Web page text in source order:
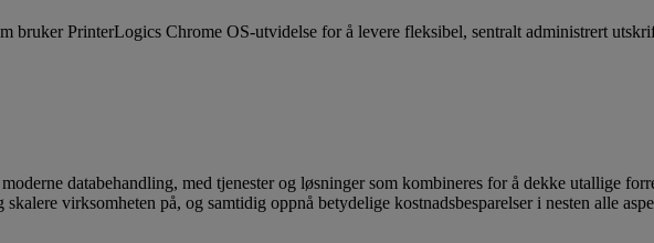
bruker PrinterLogics Chrome OS-utvidelse for å levere fleksibel, sentralt administrert
databehandling, med tjenester og løsninger som kombineres for å dekke utallige
virksomheten på, og samtidig oppnå betydelige kostnadsbesparelser i nesten alle